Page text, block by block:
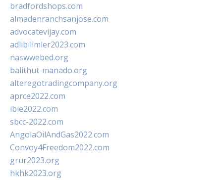
bradfordshops.com
almadenranchsanjose.com
advocatevijay.com
adlibilimler2023.com
naswwebed.org
balithut-manado.org
alteregotradingcompany.org
aprce2022.com
ibie2022.com
sbcc-2022.com
AngolaOilAndGas2022.com
Convoy4Freedom2022.com
grur2023.org
hkhk2023.org